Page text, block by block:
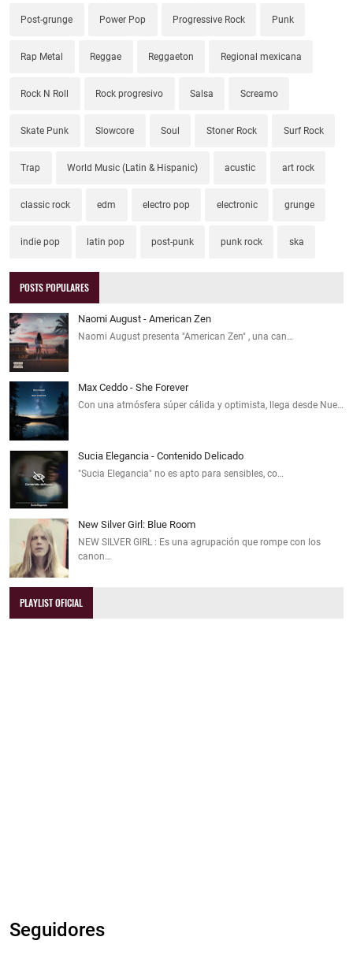
Post-grunge Power Pop Progressive Rock Punk
Rap Metal Reggae Reggaeton Regional mexicana
Rock N Roll Rock progresivo Salsa Screamo
Skate Punk Slowcore Soul Stoner Rock Surf Rock
Trap World Music (Latin & Hispanic) acustic art rock
classic rock edm electro pop electronic grunge
indie pop latin pop post-punk punk rock ska
POSTS POPULARES
Naomi August - American Zen
Naomi August presenta "American Zen" , una can…
Max Ceddo - She Forever
Con una atmósfera súper cálida y optimista, llega desde Nue…
Sucia Elegancia - Contenido Delicado
"Sucia Elegancia" no es apto para sensibles, co…
New Silver Girl: Blue Room
NEW SILVER GIRL : Es una agrupación que rompe con los
canon…
PLAYLIST OFICIAL
Seguidores